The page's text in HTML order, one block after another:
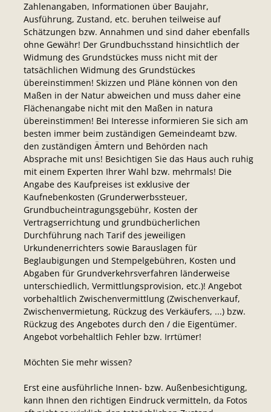
Zahlenangaben, Informationen über Baujahr,
Ausführung, Zustand, etc. beruhen teilweise auf
Schätzungen bzw. Annahmen und sind daher ebenfalls
ohne Gewähr! Der Grundbuchsstand hinsichtlich der
Widmung des Grundstückes muss nicht mit der
tatsächlichen Widmung des Grundstückes
übereinstimmen! Skizzen und Pläne können von den
Maßen in der Natur abweichen und muss daher eine
Flächenangabe nicht mit den Maßen in natura
übereinstimmen! Bei Interesse informieren Sie sich am
besten immer beim zuständigen Gemeindeamt bzw.
den zuständigen Ämtern und Behörden nach
Absprache mit uns! Besichtigen Sie das Haus auch ruhig
mit einem Experten Ihrer Wahl bzw. mehrmals! Die
Angabe des Kaufpreises ist exklusive der
Kaufnebenkosten (Grunderwerbssteuer,
Grundbucheintragungsgebühr, Kosten der
Vertragserrichtung und grundbücherlichen
Durchführung nach Tarif des jeweiligen
Urkundenerrichters sowie Barauslagen für
Beglaubigungen und Stempelgebühren, Kosten und
Abgaben für Grundverkehrsverfahren länderweise
unterschiedlich, Vermittlungsprovision, etc.)! Angebot
vorbehaltlich Zwischenvermittlung (Zwischenverkauf,
Zwischenvermietung, Rückzug des Verkäufers, ...) bzw.
Rückzug des Angebotes durch den / die Eigentümer.
Angebot vorbehaltlich Fehler bzw. Irrtümer!
Möchten Sie mehr wissen?
Erst eine ausführliche Innen- bzw. Außenbesichtigung,
kann Ihnen den richtigen Eindruck vermitteln, da Fotos